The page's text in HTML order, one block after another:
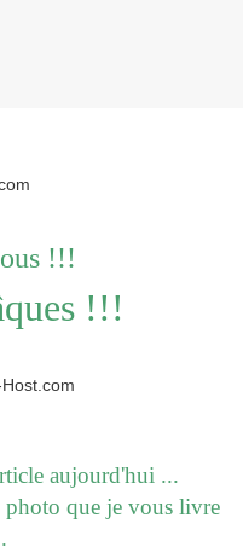
!!!
!!!
aujourd'hui ...
photo que je vous livre